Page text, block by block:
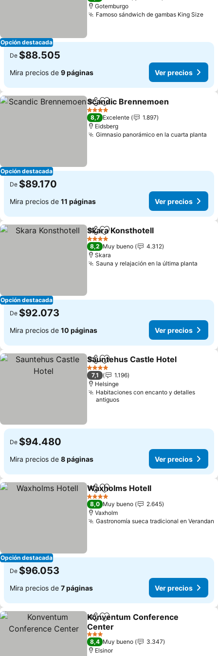
Opción destacada
Gotemburgo
Famoso sándwich de gambas King SizeVer
De $88.505
Mira precios de 9 páginas Ver precios
Opción destacada
CompartirAgregar a favoritos
Scandic Brennemoen
4 Estrellas
8,7 Excelente
1.897
Eidsberg
Gimnasio panorámico en la cuarta planta
De $89.170
Mira precios de 11 páginas Ver precios
Opción destacada
CompartirAgregar a favoritos
Skara Konsthotell
4 Estrellas
8,2 Muy bueno
4.312
Skara
Sauna y relajación en la última planta
De $92.073
Mira precios de 10 páginas Ver precios
CompartirAgregar a favoritos
Sauntehus Castle Hotel
4 Estrellas
7,1
1.196
Helsinge
Habitaciones con encanto y detalles
antiguos
De $94.480
Mira precios de 8 páginas Ver precios
Opción destacada
CompartirAgregar a favoritos
Waxholms Hotell
4 Estrellas
8,0 Muy bueno
2.645
Vaxholm
Gastronomía sueca tradicional en Verandan
De $96.053
Mira precios de 7 páginas Ver precios
CompartirAgregar a favoritos
Konventum Conference
Center
Ver precios
3 Estrellas
8,4 Muy bueno
3.347
Elsinor